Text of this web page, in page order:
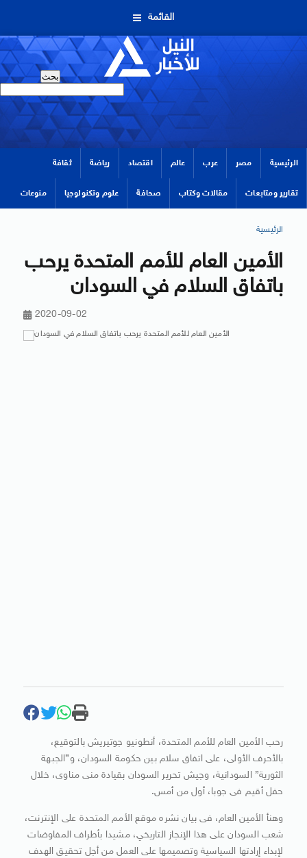
القائمة
الرئيسية مصر عرب عالم اقتصاد رياضة ثقافة
تقارير ومتابعات مقالات وكتاب صحافة علوم وتكنولوجيا منوعات
الرئيسية
الأمين العام للأمم المتحدة يرحب
باتفاق السلام في السودان
2020-09-02
رحب الأمين العام للأمم المتحدة، أنطونيو جوتيريش بالتوقيع،
بالأحرف الأولى، على اتفاق سلام بين حكومة السودان، و”الجبهة
الثورية” السودانية، وجيش تحرير السودان بقيادة منى مناوى، خلال
حفل أقيم فى جوبا، أول من أمس.
وهنأ الأمين العام، فى بيان نشره موقع الأمم المتحدة على الإنترنت،
شعب السودان على هذا الإنجاز التاريخي، مشيدا بأطراف المفاوضات
لإبداء إرادتها السياسية وتصميمها على العمل من أجل تحقيق الهدف